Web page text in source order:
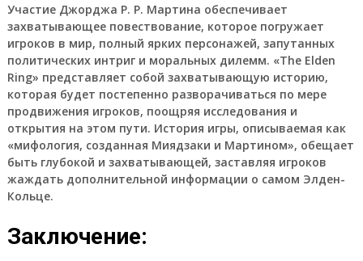
Участие Джорджа Р. Р. Мартина обеспечивает
захватывающее повествование, которое погружает
игроков в мир, полный ярких персонажей, запутанных
политических интриг и моральных дилемм. «The Elden
Ring» представляет собой захватывающую историю,
которая будет постепенно разворачиваться по мере
продвижения игроков, поощряя исследования и
открытия на этом пути. История игры, описываемая как
«мифология, созданная Миядзаки и Мартином», обещает
быть глубокой и захватывающей, заставляя игроков
жаждать дополнительной информации о самом Элден-
Кольце.
Заключение: